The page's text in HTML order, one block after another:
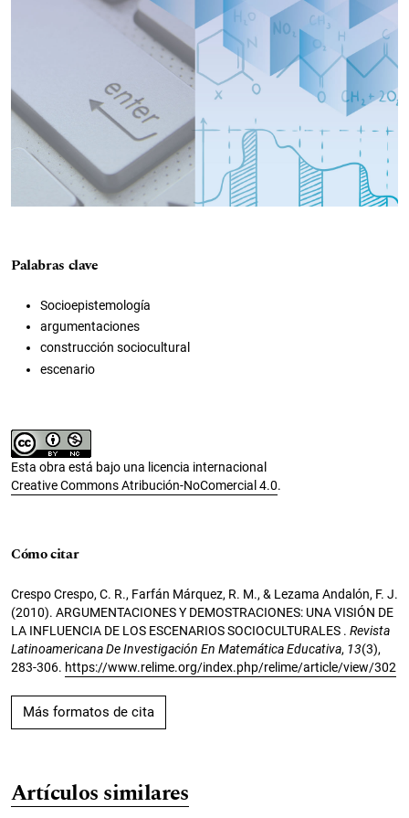
Palabras clave
Socioepistemología
argumentaciones
construcción sociocultural
escenario
Esta obra está bajo una licencia internacional
Creative Commons Atribución-NoComercial 4.0.
Cómo citar
Crespo Crespo, C. R., Farfán Márquez, R. M., & Lezama Andalón, F. J.
(2010). ARGUMENTACIONES Y DEMOSTRACIONES: UNA VISIÓN DE
LA INFLUENCIA DE LOS ESCENARIOS SOCIOCULTURALES . Revista
Latinoamericana De Investigación En Matemática Educativa, 13(3),
283-306. https://www.relime.org/index.php/relime/article/view/302
Más formatos de cita
Artículos similares